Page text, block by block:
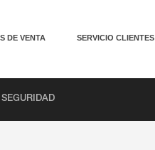
DE VENTA SERVICIO CLIENTES